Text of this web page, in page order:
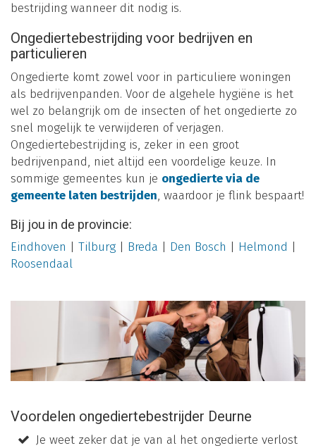
bestrijding wanneer dit nodig is.
Ongediertebestrijding voor bedrijven en
particulieren
Ongedierte komt zowel voor in particuliere woningen
als bedrijvenpanden. Voor de algehele hygiëne is het
wel zo belangrijk om de insecten of het ongedierte zo
snel mogelijk te verwijderen of verjagen.
Ongediertebestrijding is, zeker in een groot
bedrijvenpand, niet altijd een voordelige keuze. In
sommige gemeentes kun je ongedierte via de
gemeente laten bestrijden, waardoor je flink bespaart!
Bij jou in de provincie:
Eindhoven Tilburg Breda Den Bosch Helmond
Roosendaal
Voordelen ongediertebestrijder Deurne
Je weet zeker dat je van al het ongedierte verlost